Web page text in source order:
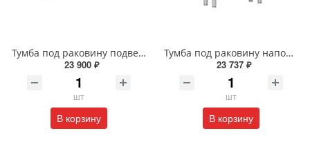
Тумба под раковину подвесная EQUIL Глеам 80.1Я/Gleam 80.1Y амарок/дуб вотан tpGLEAM80.1Y-25
23 900 ₽
шт
В корзину
Тумба под раковину напольная EQUIL Найс 60 см tnNICE60.2Y-05 белая
23 737 ₽
шт
В корзину